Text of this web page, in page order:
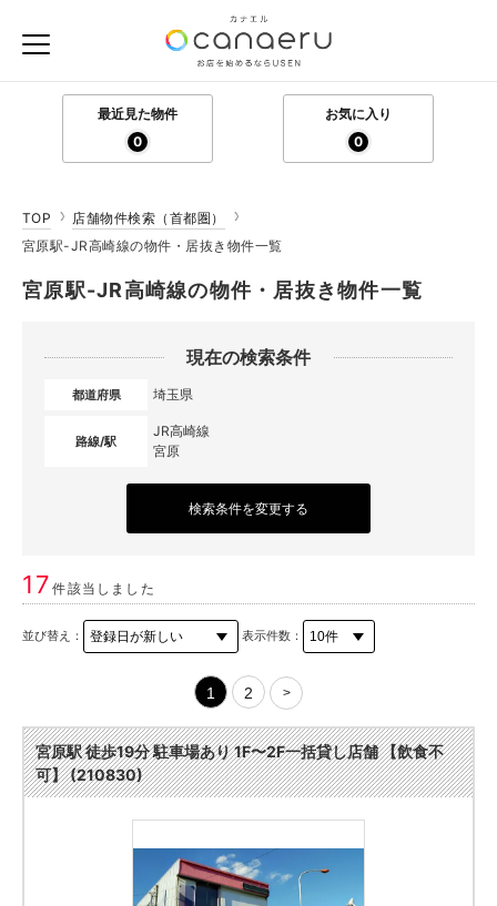
最近見た物件
0
お気に入り
0
TOP
店舗物件検索（首都圏）
宮原駅-JR高崎線の物件・居抜き物件一覧
宮原駅-JR高崎線の物件・居抜き物件一覧
現在の検索条件
都道府県 埼玉県
路線/駅
JR高崎線
宮原
検索条件を変更する
17件該当しました
並び替え： 表示件数：
1 2 >
宮原駅 徒歩19分 駐車場あり 1F〜2F一括貸し店舗 【飲食不
可】 (210830)